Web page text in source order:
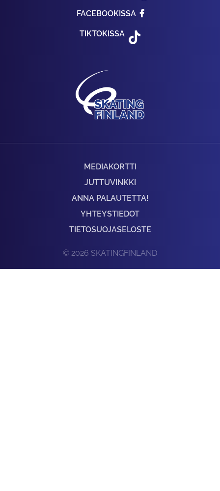
FACEBOOKISSA
TIKTOKISSA
MEDIAKORTTI
JUTTUVINKKI
ANNA PALAUTETTA!
YHTEYSTIEDOT
TIETOSUOJASELOSTE
© 2026 SKATINGFINLAND